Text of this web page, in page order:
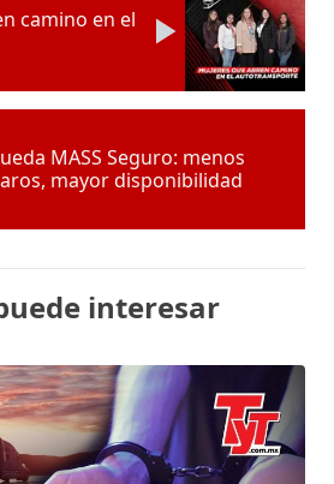
camino en el
MASS Seguro: menos
mayor disponibilidad
interesar